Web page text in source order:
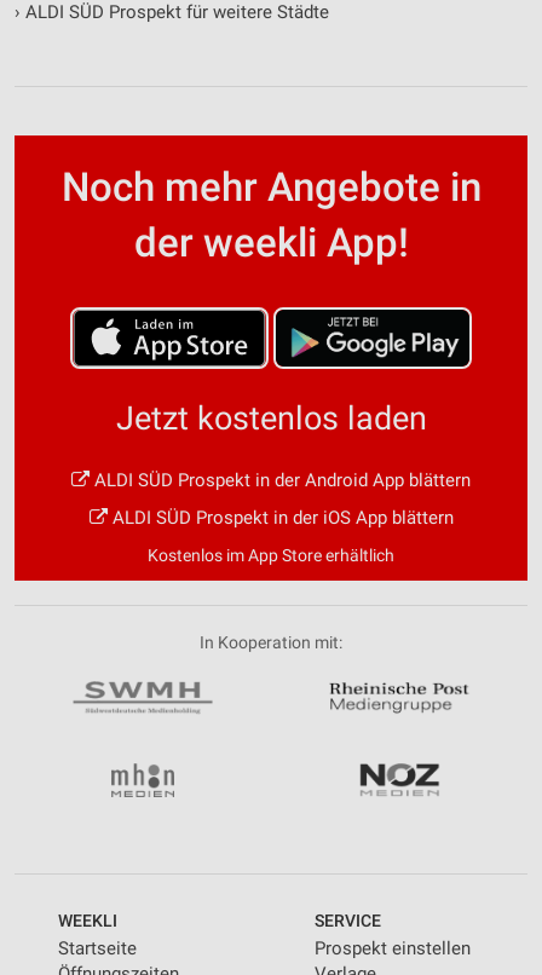
› ALDI SÜD Prospekt für weitere Städte
Noch mehr Angebote in
der weekli App!
Jetzt kostenlos laden
ALDI SÜD Prospekt in der Android App blättern
ALDI SÜD Prospekt in der iOS App blättern
Kostenlos im App Store erhältlich
In Kooperation mit:
WEEKLI
Startseite
SERVICE
Prospekt einstellen